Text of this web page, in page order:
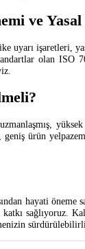
ve
uyarı işaretleri,
olan
ürün
hayati
sağlıyoruz.